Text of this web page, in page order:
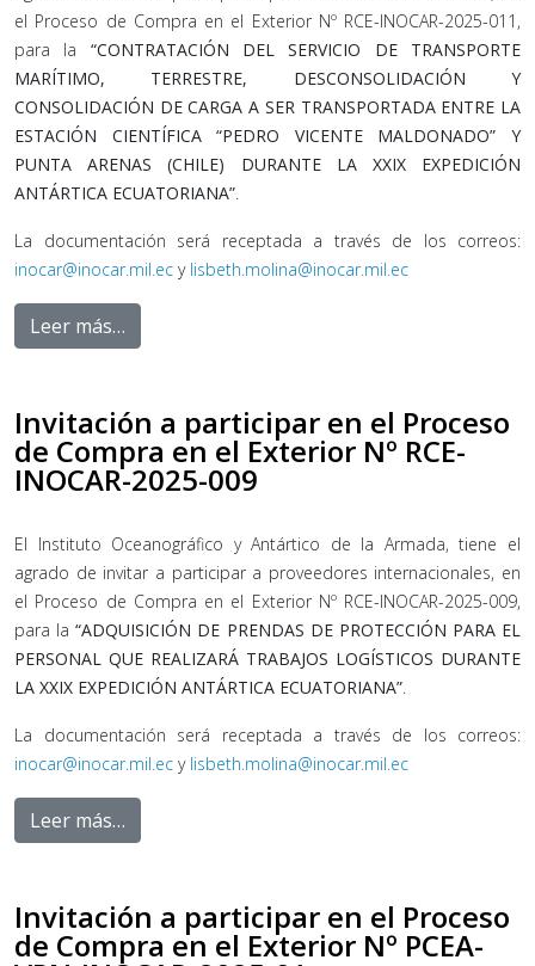
el Proceso de Compra en el Exterior Nº RCE-INOCAR-2025-011,
para la “CONTRATACIÓN DEL SERVICIO DE TRANSPORTE
MARÍTIMO, TERRESTRE, DESCONSOLIDACIÓN Y
CONSOLIDACIÓN DE CARGA A SER TRANSPORTADA ENTRE LA
ESTACIÓN CIENTÍFICA “PEDRO VICENTE MALDONADO” Y
PUNTA ARENAS (CHILE) DURANTE LA XXIX EXPEDICIÓN
ANTÁRTICA ECUATORIANA”.
La documentación será receptada a través de los correos:
inocar@inocar.mil.ec y lisbeth.molina@inocar.mil.ec
Leer más…
Invitación a participar en el Proceso
de Compra en el Exterior Nº RCE-
INOCAR-2025-009
El Instituto Oceanográfico y Antártico de la Armada, tiene el
agrado de invitar a participar a proveedores internacionales, en
el Proceso de Compra en el Exterior Nº RCE-INOCAR-2025-009,
para la“ADQUISICIÓN DE PRENDAS DE PROTECCIÓN PARA EL
PERSONAL QUE REALIZARÁ TRABAJOS LOGÍSTICOS DURANTE
LA XXIX EXPEDICIÓN ANTÁRTICA ECUATORIANA”.
La documentación será receptada a través de los correos:
inocar@inocar.mil.ec y lisbeth.molina@inocar.mil.ec
Leer más…
Invitación a participar en el Proceso
de Compra en el Exterior Nº PCEA-